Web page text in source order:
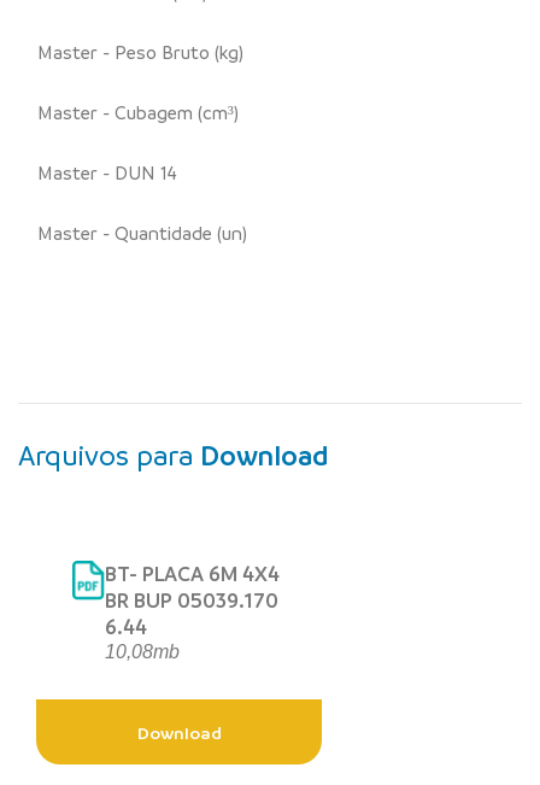
Master - Peso Bruto (kg)
Master - Cubagem (cm³)
Master - DUN 14
Master - Quantidade (un)
Arquivos para Download
BT- PLACA 6M 4X4
BR BUP 05039.170
6.44
10,08mb
Download